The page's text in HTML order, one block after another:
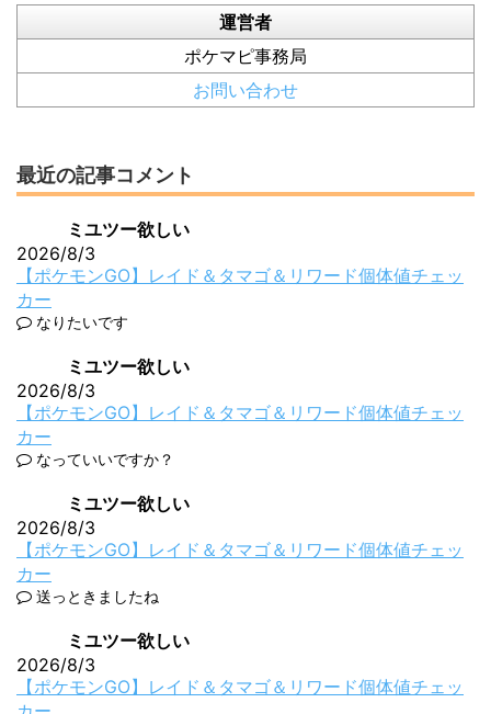
運営者
ポケマピ事務局
お問い合わせ
最近の記事コメント
ミユツー欲しい
2026/8/3
【ポケモンGO】レイド＆タマゴ＆リワード個体値チェッ
カー
なりたいです
ミユツー欲しい
2026/8/3
【ポケモンGO】レイド＆タマゴ＆リワード個体値チェッ
カー
なっていいですか？
ミユツー欲しい
2026/8/3
【ポケモンGO】レイド＆タマゴ＆リワード個体値チェッ
カー
送っときましたね
ミユツー欲しい
2026/8/3
【ポケモンGO】レイド＆タマゴ＆リワード個体値チェッ